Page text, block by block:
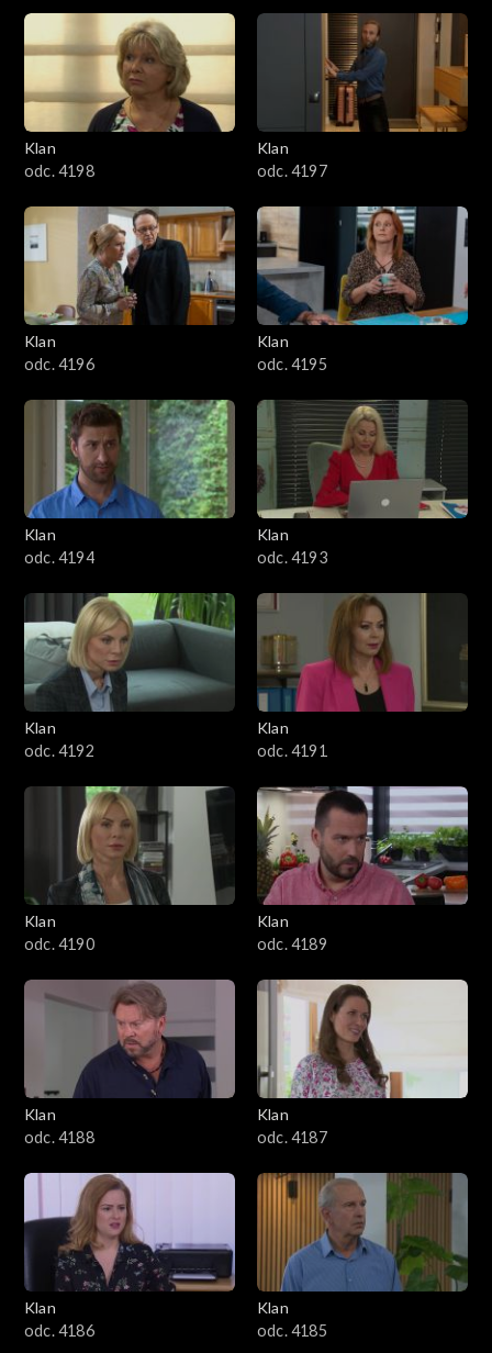
Natasza z dwoma informacjami. Przeszła do finału konkursu
matematycznego ale ten finał odbędzie się tego dnia, co ślub
Oksany i Andrzeja.
4201–4300
4101–4200
3901–4000
3801–3900
3701–3800
3601–3700
3501–3600
3401–3500
3201–3300
3101–3200
3001–3100
2901–3000
2801–2900
2701–2800
2501–2600
2401–2500
2301–2400
2201–2300
2101–2200
2001–2100
1901–2000
Klan
odc. 4198
Klan
odc. 4197
Klan
odc. 4196
Klan
odc. 4195
Klan
odc. 4194
Klan
odc. 4193
Klan
odc. 4192
Klan
odc. 4191
Klan
odc. 4190
Klan
odc. 4189
Klan
odc. 4188
Klan
odc. 4187
Klan
odc. 4186
Klan
odc. 4185